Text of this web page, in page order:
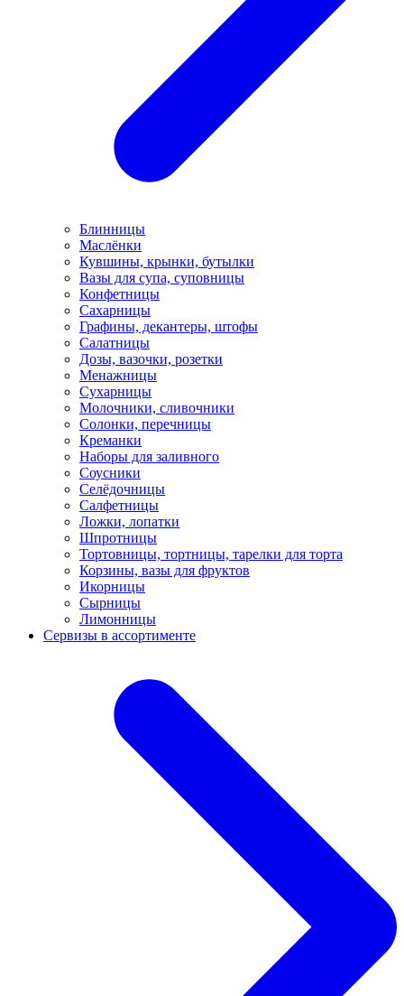
Блинницы
Маслёнки
Кувшины, крынки, бутылки
Вазы для супа, суповницы
Конфетницы
Сахарницы
Графины, декантеры, штофы
Салатницы
Дозы, вазочки, розетки
Менажницы
Сухарницы
Молочники, сливочники
Солонки, перечницы
Креманки
Наборы для заливного
Соусники
Селёдочницы
Салфетницы
Ложки, лопатки
Шпротницы
Тортовницы, тортницы, тарелки для торта
Корзины, вазы для фруктов
Икорницы
Сырницы
Лимонницы
Сервизы в ассортименте